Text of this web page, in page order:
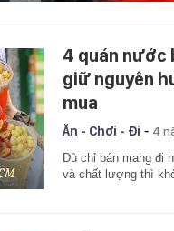
4 quán nước
giữ nguyên
mua
Ăn - Chơi - Đi - 4
Dù chỉ bán mang đi
và chất lượng thì